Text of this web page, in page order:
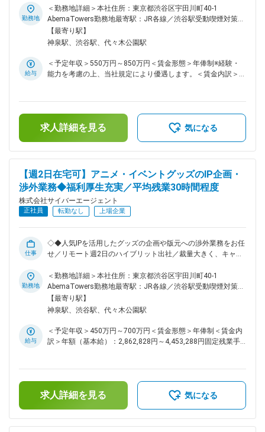
品開発を担当していただきます。 広告主のマーケティング課
題を解決するために、広告主のニーズやリクエストを取り入れ
ながら、広告商品開発にも積極的に関わっていただきます。 ■
業務詳細 ・広告主および広告代理店に対する、自社プロダク
やタイアップ番組の企画制作 ・Webマーケティングプランの
構築、提案、パフォーマンス最適化 ・広告運用後のレビュー
ョンの魅力： ・広告プロダクトの営業に留まらず、広告主の
課題を解決し、かつ視聴者にも楽しんでもらえる提案を、自由
な発想のもと行うことができます。 ・ABEMAにおける企画や
広告配信手法を提案できます ・提案内容も多岐にわたり、
の1社提供番組の企画・制作など、さまざまな形式で展開でき
ます ・TVCMやデジタル広告を活用している顧客に対し、
ABEMA独自の新たな価値を提案・提供することが、この仕事
の大きな醍醐味です。 ABEMA広告事業、案件事例などは以下
のリンクをご参照ください。 ※VISIONS：
https://times.abema.tv/visions ※ABEMA Ads：
Business Development本部 ・ABEMAをはじめとする複数の
OTT/CTVメディアと提携し、デジタル広告プロダクトの開
やマネジメントへのキャリアはもちろんのこと、本ポジション
で培った知識や経験をもとにABEMAのマーケティング部署へ
のキャリアパスもございます。大型キャンペーンなど、あらゆ
るプロモーションマーケティング戦略に精通することができま
勤務地
＜勤務地詳細＞本社住所：東京都渋谷区宇田川町40-1
AbemaTowers勤務地最寄駅：JR各線／渋谷駅受動喫煙対策：
屋内喫煙可能場所あり変更の範囲：会社の定める事業所（リモ
ートワーク含む）
【最寄り駅】
神泉駅、渋谷駅、代々木公園駅
給与
＜予定年収＞550万円～850万円＜賃金形態＞年俸制※経験・
能力を考慮の上、当社規定により優遇します。＜賃金内訳＞年
678,333円（12分割）（一律手当を含む）＜昇給有無＞有＜残
業手当＞有＜給与補足＞※経験・能力を考慮の上、当社規定に
より優遇します。※半期ごとの目標管理制度を導入しており、
あくまでも目安の金額であり、選考を通じて上下する可能性が
あります。月給(月額)は固定手当を含めた表記です。
求人詳細を見る 気になる
【週2日在宅可】アニメ・イベントグッズのIP企画・
渉外業務◆福利厚生充実／平均残業30時間程度
株式会社サイバーエージェント
正社員 転勤なし 上場企業
仕事
◇◆人気IPを活用したグッズの企画や版元への渉外業務をお任
せ／リモート週2日のハイブリット出社／裁量大きく、キャリ
気IPを活用した商品をはじめとする様々なアニメグッズ、イベ
ントグッズの企画や版元への営業をお任せいたします。Z世代
に人気のIPをはじめとする人気キャラクターグッズに携わって
いただきます。 一気通貫に幅広く業務に携わっていただくこ
イベントのグッズの開発・企画 ◇版元営業、プロジェクトマネ
ージャー業務 ◇書き下ろしイラストのディレクション、商品内
年6月より全従業員を対象に特定の曜日はリモートワークとす
る「リモデイ」の運用を開始し、オフィス出勤とリモートワー
クを併用するハイブリッド型の働き方を取り入れています。移
動を伴う社内会議や、大人数の会議は効率の良いビデオ会議に
リモートワークの利点と、チームワークや活気の良さを両立さ
勤務地
＜勤務地詳細＞本社住所：東京都渋谷区宇田川町40-1
AbemaTowers勤務地最寄駅：JR各線／渋谷駅受動喫煙対策：
屋内喫煙可能場所あり変更の範囲：会社の定める事業所（リモ
ートワーク含む）
【最寄り駅】
神泉駅、渋谷駅、代々木公園駅
給与
＜予定年収＞450万円～700万円＜賃金形態＞年俸制＜賃金内
訳＞年額（基本給）：2,862,828円～4,453,288円固定残業手
有無＞有＜残業手当＞有＜給与補足＞※経験・能力を考慮の
上、当社規定により優遇します。※半期ごとの目標管理制度を
導入しており、評価に応じて年俸を見直します。■給与改定：
する可能性があります。月給(月額)は固定手当を含めた表記で
求人詳細を見る 気になる